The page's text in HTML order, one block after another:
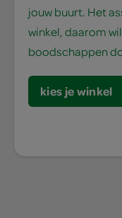
jouw buurt. Het
winkel, daarom
boodschappen
kies je winkel